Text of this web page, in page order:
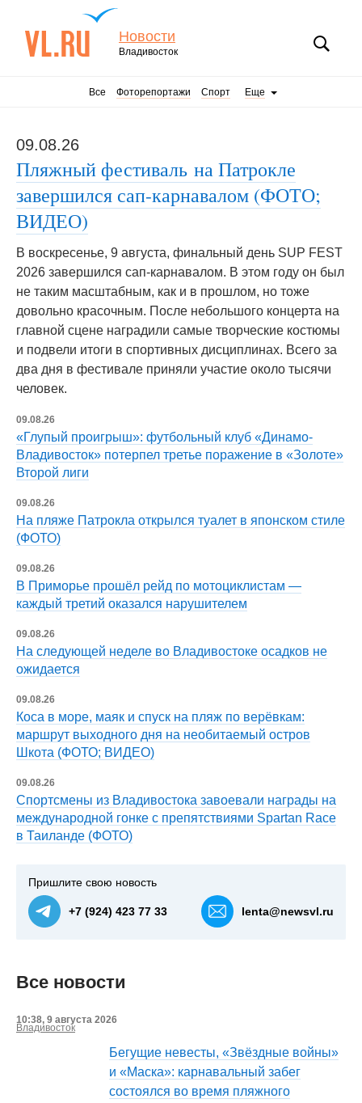
Новости
Владивосток
Все Фоторепортажи Спорт Еще
09.08.26
Пляжный фестиваль на Патрокле
завершился сап-карнавалом (ФОТО;
ВИДЕО)
В воскресенье, 9 августа, финальный день SUP FEST
2026 завершился сап-карнавалом. В этом году он был
не таким масштабным, как и в прошлом, но тоже
довольно красочным. После небольшого концерта на
главной сцене наградили самые творческие костюмы
и подвели итоги в спортивных дисциплинах. Всего за
два дня в фестивале приняли участие около тысячи
человек.
09.08.26
«Глупый проигрыш»: футбольный клуб «Динамо-
Владивосток» потерпел третье поражение в «Золоте»
Второй лиги
09.08.26
На пляже Патрокла открылся туалет в японском стиле
(ФОТО)
09.08.26
В Приморье прошёл рейд по мотоциклистам —
каждый третий оказался нарушителем
09.08.26
На следующей неделе во Владивостоке осадков не
ожидается
09.08.26
Коса в море, маяк и спуск на пляж по верёвкам:
маршрут выходного дня на необитаемый остров
Шкота (ФОТО; ВИДЕО)
09.08.26
Спортсмены из Владивостока завоевали награды на
международной гонке с препятствиями Spartan Race
в Таиланде (ФОТО)
Пришлите свою новость
+7 (924) 423 77 33 lenta@newsvl.ru
Все новости
10:38, 9 августа 2026
Владивосток
Бегущие невесты, «Звёздные войны»
и «Маска»: карнавальный забег
состоялся во время пляжного